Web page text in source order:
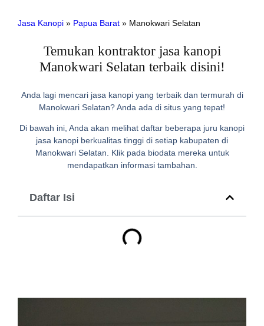
Jasa Kanopi» Papua Barat» Manokwari Selatan
Temukan kontraktor jasa kanopi
Manokwari Selatan terbaik disini!
Anda lagi mencari jasa kanopi yang terbaik dan termurah di
Manokwari Selatan? Anda ada di situs yang tepat!
Di bawah ini, Anda akan melihat daftar beberapa juru kanopi
jasa kanopi berkualitas tinggi di setiap kabupaten di
Manokwari Selatan. Klik pada biodata mereka untuk
mendapatkan informasi tambahan.
Daftar Isi